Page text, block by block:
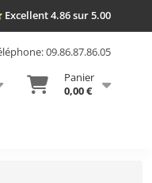
Excellent 4.86 sur 5.00
09.86.87.86.05
Panier
0,00 €